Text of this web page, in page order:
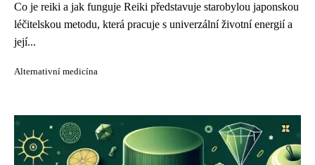
Co je reiki a jak funguje Reiki představuje starobylou japonskou
léčitelskou metodu, která pracuje s univerzální životní energií a
její...
Alternativní medicína